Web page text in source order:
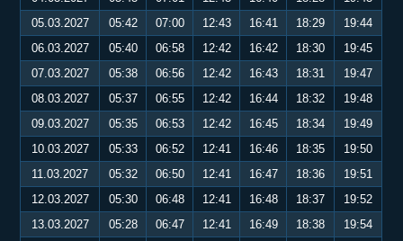
05.03.2027
05:42 07:00 12:43 16:41 18:29
19:44
06.03.2027
05:40 06:58 12:42 16:42 18:30
19:45
07.03.2027
05:38 06:56 12:42 16:43 18:31
19:47
08.03.2027
05:37 06:55 12:42 16:44 18:32
19:48
09.03.2027
05:35 06:53 12:42 16:45 18:34
19:49
10.03.2027
05:33 06:52 12:41 16:46 18:35
19:50
11.03.2027
05:32 06:50 12:41 16:47 18:36
19:51
12.03.2027
05:30 06:48 12:41 16:48 18:37
19:52
13.03.2027
05:28 06:47 12:41 16:49 18:38
19:54